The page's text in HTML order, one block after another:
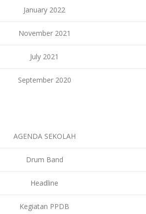
January 2022
November 2021
July 2021
September 2020
AGENDA SEKOLAH
Drum Band
Headline
Kegiatan PPDB